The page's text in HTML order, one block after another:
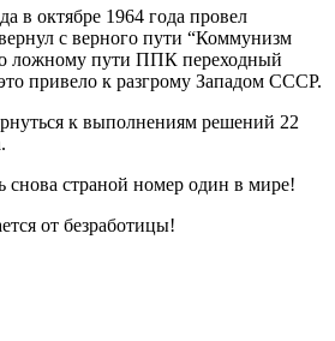
в октябре 1964 года провел
с верного пути “Коммунизм
ложному пути ППК переходный
привело к разгрому Западом СССР.
к выполнениям решений 22
снова страной номер один в мире!
от безработицы!